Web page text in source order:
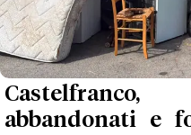
abbandonati e